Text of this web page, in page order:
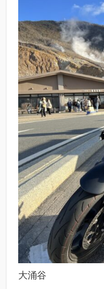
大涌谷